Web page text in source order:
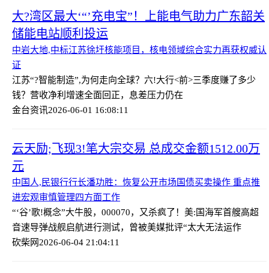
大?湾区最大‘“’充电宝”！上能电气助力广东韶关
储能电站顺利投运
中岩大地,中标江苏徐圩核能项目，核电领域综合实力再获权威认
证
江苏“?智能制造”,为何走向全球？ 六!大行<前>三季度赚了多少
钱？营收净利增速全面回正，息差压力仍在
金台资讯2026-06-01 16:08:11
云天励;飞现3!笔大宗交易 总成交金额1512.00万
元
中国人,民银行行长潘功胜：恢复公开市场国债买卖操作 重点推
进宏观审慎管理四方面工作
“‘谷’歌!概念”大牛股，000070，又杀疯了！ 美:国海军首艘高超
音速导弹战舰启航进行测试，曾被美媒批评“太大无法运作
砍柴网2026-06-04 21:04:11